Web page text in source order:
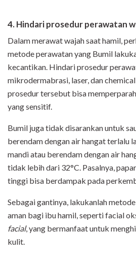
4. Hindari prosedur perawatan
Dalam merawat wajah saat hamil,
metode perawatan yang Bumil
kecantikan. Hindari prosedur
mikrodermabrasi, laser, dan
prosedur tersebut bisa
yang sensitif.
Bumil juga tidak disarankan untuk
berendam dengan air hangat terlalu
mandi atau berendam dengan air
tidak lebih dari 32°C. Pasalnya,
tinggi bisa berdampak pada
Sebagai gantinya, lakukanlah
aman bagi ibu hamil, seperti facial
facial, yang bermanfaat untuk
kulit.